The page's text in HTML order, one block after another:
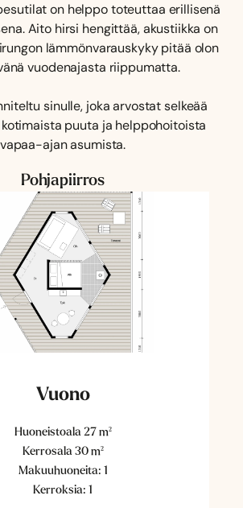
on helppo toteuttaa erillisenä
Aito hirsi hengittää, akustiikka on
lämmönvarauskyky pitää olon
vuodenajasta riippumatta.
sinulle, joka arvostat selkeää
puuta ja helppohoitoista
vapaa-ajan asumista.
Pohjapiirros
Vuono
Huoneistoala 27 m²
Kerrosala 30 m²
Makuuhuoneita: 1
Kerroksia: 1